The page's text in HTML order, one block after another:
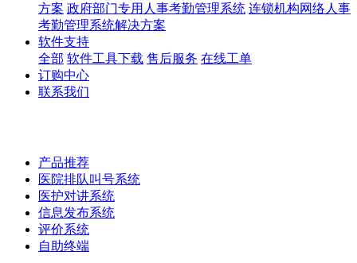
方案 政府部门专用人事考勤管理系统 连锁机构网络人事
考勤管理系统解决方案
软件支持
全部 软件工具下载 售后服务 在线工单
订购中心
联系我们
产品推荐
医院排队叫号系统
医护对讲系统
信息发布系统
评价系统
自助终端